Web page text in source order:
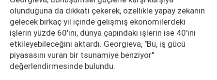
olunduğuna da dikkati çekerek, özellikle yapay zekanın
gelecek birkaç yıl içinde gelişmiş ekonomilerdeki
işlerin yüzde 60'ını, dünya çapındaki işlerin ise 40'ını
etkileyebileceğini aktardı. Georgieva, "Bu, iş gücü
piyasasını vuran bir tsunamiye benziyor"
değerlendirmesinde bulundu.